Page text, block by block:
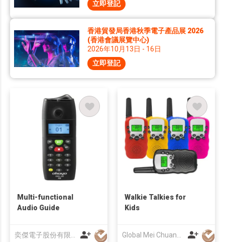
立即登記
香港貿發局香港秋季電子產品展 2026
(香港會議展覽中心)
2026年10月13日 - 16日
立即登記
Multi-functional
Audio Guide
Walkie Talkies for
Kids